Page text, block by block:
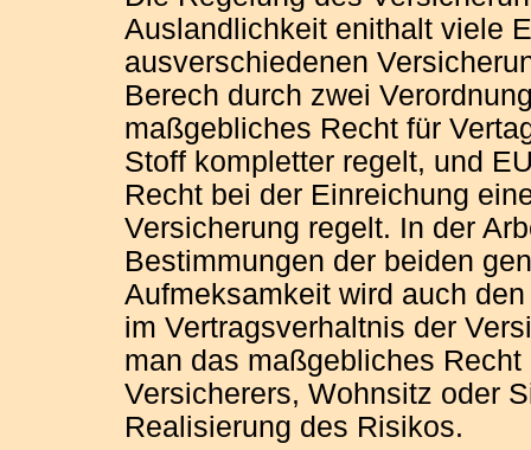
Auslandlichkeit enithalt viele
ausverschiedenen
Berech durch zwei
maßgebliches Recht für
Stoff kompletter regelt, und
Recht bei der Einreichung
Versicherung regelt. In der
Bestimmungen der beiden
Aufmeksamkeit wird auch
im Vertragsverhaltnis der
man das maßgebliches
Versicherers, Wohnsitz oder
Realisierung des Risikos.